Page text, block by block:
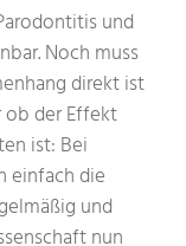
und
Noch muss
direkt ist
der Effekt
ist: Bei
einfach die
und